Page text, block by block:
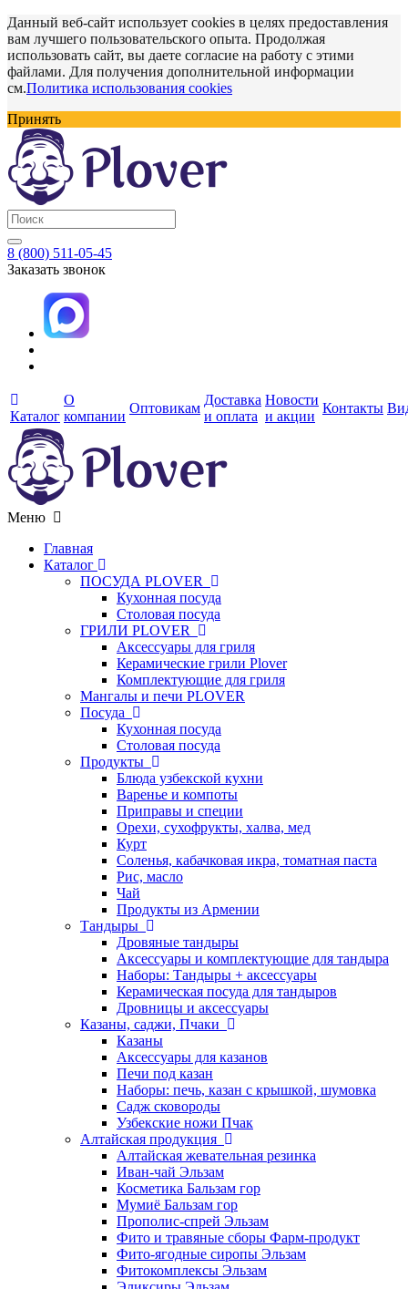
Данный веб-сайт использует cookies в целях предоставления
вам лучшего пользовательского опыта. Продолжая
использовать сайт, вы даете согласие на работу с этими
файлами. Для получения дополнительной информации
см.Политика использования cookies
Принять
8 (800) 511-05-45
Заказать звонок
Каталог
О
компании
Оптовикам
Доставка
и оплата
Новости
и акции
Контакты
Меню
Главная
Каталог
ПОСУДА PLOVER
Кухонная посуда
Столовая посуда
ГРИЛИ PLOVER
Аксессуары для гриля
Керамические грили Plover
Комплектующие для гриля
Мангалы и печи PLOVER
Посуда
Кухонная посуда
Столовая посуда
Продукты
Блюда узбекской кухни
Варенье и компоты
Приправы и специи
Орехи, сухофрукты, халва, мед
Курт
Соленья, кабачковая икра, томатная паста
Рис, масло
Чай
Продукты из Армении
Тандыры
Дровяные тандыры
Аксессуары и комплектующие для тандыра
Наборы: Тандыры + аксессуары
Керамическая посуда для тандыров
Дровницы и аксессуары
Казаны, саджи, Пчаки
Казаны
Аксессуары для казанов
Печи под казан
Наборы: печь, казан с крышкой, шумовка
Садж сковороды
Узбекские ножи Пчак
Алтайская продукция
Алтайская жевательная резинка
Иван-чай Эльзам
Косметика Бальзам гор
Мумиё Бальзам гор
Прополис-спрей Эльзам
Фито и травяные сборы Фарм-продукт
Фито-ягодные сиропы Эльзам
Фитокомплексы Эльзам